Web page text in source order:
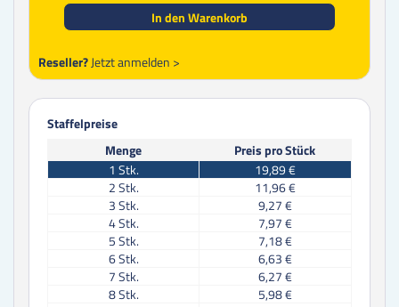
In den Warenkorb
Reseller?Jetzt anmelden >
Staffelpreise
Menge
Preis pro Stück
1 Stk.
19,89 €
2Stk.
11,96 €
3Stk.
9,27 €
4Stk.
7,97 €
5Stk.
7,18 €
6Stk.
6,63 €
7Stk.
6,27 €
8Stk.
5,98 €